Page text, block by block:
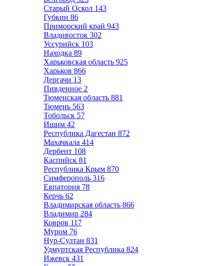
Старый Оскол 143
Губкин 86
Приморский край 943
Владивосток 302
Уссурийск 103
Находка 89
Харьковская область 925
Харьков 866
Дергачи 13
Пивденное 2
Тюменская область 881
Тюмень 563
Тобольск 57
Ишим 42
Республика Дагестан 872
Махачкала 414
Дербент 108
Каспийск 81
Республика Крым 870
Симферополь 316
Евпатория 78
Керчь 62
Владимирская область 866
Владимир 284
Ковров 117
Муром 76
Нур-Султан 831
Удмуртская Республика 824
Ижевск 431